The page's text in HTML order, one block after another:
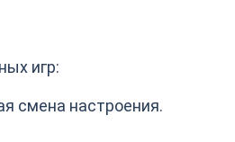
игр:
смена настроения.